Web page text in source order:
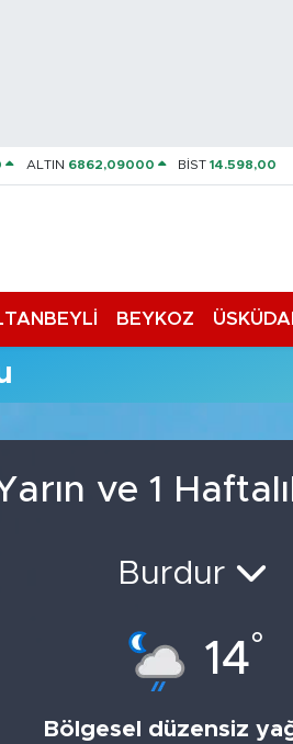
ALTIN 6862,09000 BİST14.598,00
BEYKOZ
ve 1
Burdur
14°
Bölgesel düzensiz